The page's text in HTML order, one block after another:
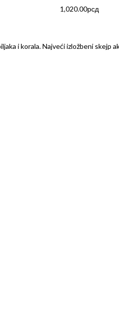
1,020.00рсд
i korala. Najveći izložbeni skejp